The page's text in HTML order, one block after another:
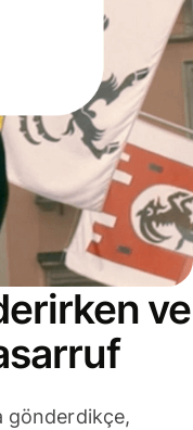
ve
gönderdikçe,